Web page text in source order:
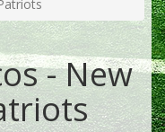
- New